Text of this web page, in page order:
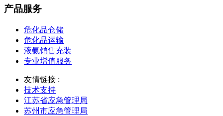
产品服务
危化品仓储
危化品运输
液氨销售充装
专业增值服务
友情链接 :
技术支持
江苏省应急管理局
苏州市应急管理局